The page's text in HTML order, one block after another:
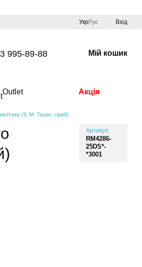
УкрРус Вхід
995-89-88 Мій кошик
Outlet Акція
(9, M, Taupe, сірий)
Артикул
RM4286-
25DS*-
*3001